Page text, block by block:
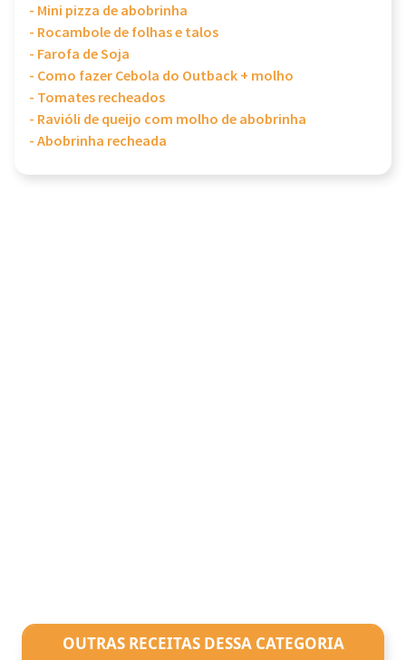
- Mini pizza de abobrinha
- Rocambole de folhas e talos
- Farofa de Soja
- Como fazer Cebola do Outback + molho
- Tomates recheados
- Ravióli de queijo com molho de abobrinha
- Abobrinha recheada
OUTRAS RECEITAS DESSA CATEGORIA